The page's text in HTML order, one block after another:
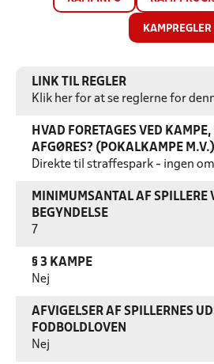
KAMPREGLER
LINK TIL REGLER
Klik her for at se reglerne for
HVAD FORETAGES VED KAMPE,
AFGØRES? (POKALKAMPE M.V.)
Direkte til straffespark - ingen
MINIMUMSANTAL AF SPILLERE
BEGYNDELSE
7
§ 3 KAMPE
Nej
AFVIGELSER AF SPILLERNES
FODBOLDLOVEN
Nej